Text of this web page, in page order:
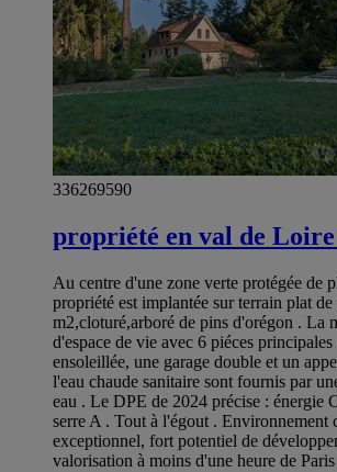
336269590
propriété en val de
Au centre d'une zone verte protégée de
propriété est implantée sur terrain plat
m2,cloturé,arboré de pins d'orégon . La
d'espace de vie avec 6 piéces
ensoleillée, une garage double et un
l'eau chaude sanitaire sont fournis par
eau . Le DPE de 2024 précise : énergie
serre A . Tout à l'égout . Environnement
exceptionnel, fort potentiel de
valorisation à moins d'une heure de Paris